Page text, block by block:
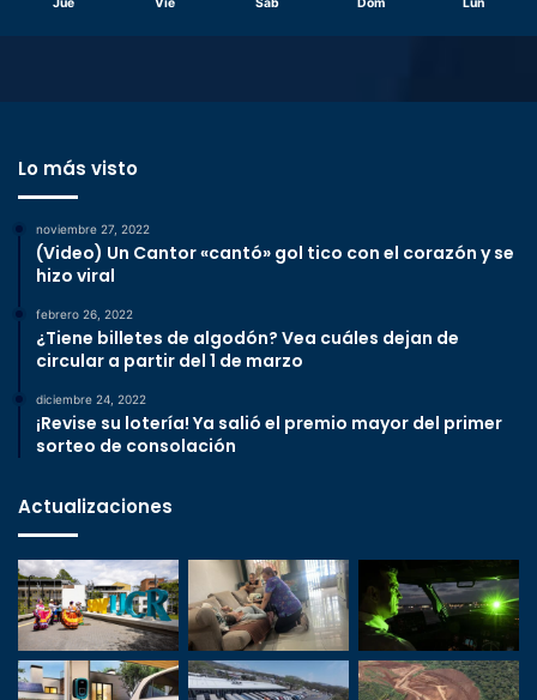
Jue Vie Sáb Dom Lun
Lo más visto
noviembre 27, 2022
(Video) Un Cantor «cantó» gol tico con el corazón y se
hizo viral
febrero 26, 2022
¿Tiene billetes de algodón? Vea cuáles dejan de
circular a partir del 1 de marzo
diciembre 24, 2022
¡Revise su lotería! Ya salió el premio mayor del primer
sorteo de consolación
Actualizaciones